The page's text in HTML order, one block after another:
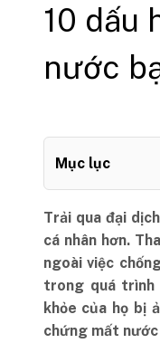
10 dấu
nước
Mục lục
Trải qua đại
cá nhân hơn.
ngoài việc
trong quá trình
khỏe của họ bị
chứng mất nước